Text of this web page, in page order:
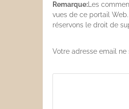
Remarque: Les
vues de ce portail
réservons le droit de
Votre adresse email